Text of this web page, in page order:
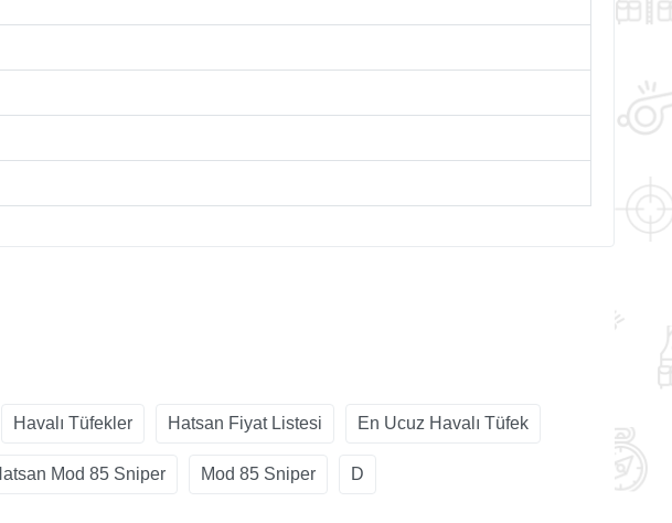
Havalı Tüfekler Hatsan Fiyat Listesi En Ucuz Havalı Tüfek
Mod 85 Sniper Mod 85 Sniper D